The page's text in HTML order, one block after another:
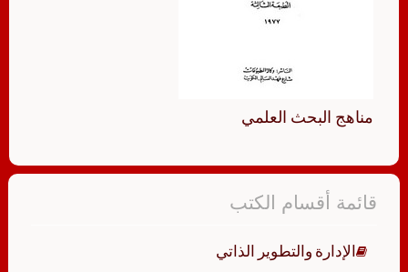
مناهج البحث العلمي
قائمة أقسام الكتب
الإدارة والتطوير الذاتي